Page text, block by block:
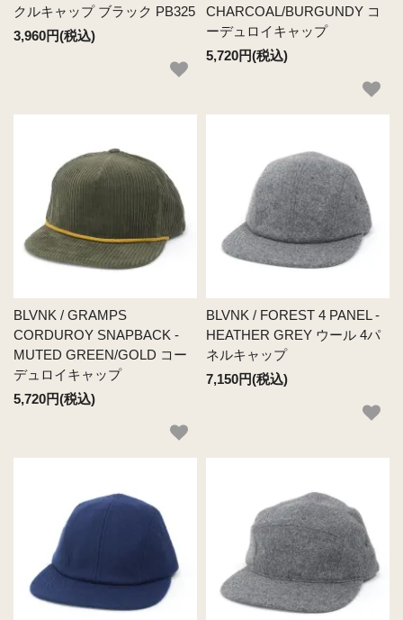
クルキャップ ブラック PB325
3,960円(税込)
CHARCOAL/BURGUNDY コ
ーデュロイキャップ
5,720円(税込)
BLVNK / GRAMPS
CORDUROY SNAPBACK -
MUTED GREEN/GOLD コー
デュロイキャップ
5,720円(税込)
BLVNK / FOREST 4 PANEL -
HEATHER GREY ウール 4パ
ネルキャップ
7,150円(税込)